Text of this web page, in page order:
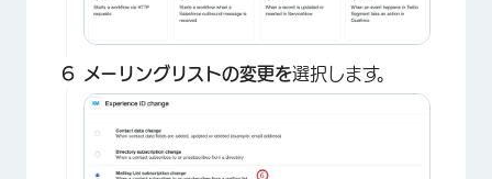
メーリングリストの変更を選択します。